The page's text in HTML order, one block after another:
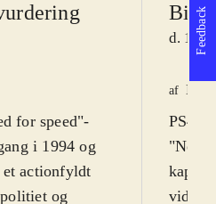
for speed"-
i 1994 og
actionfyldt
og
d. 17.
af
PS4,
"Need
videre
Feedback